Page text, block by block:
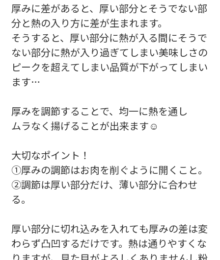
厚みに差があると、厚い部分とそうでない部
分と熱の入り方に差が生まれます。
そうすると、厚い部分に熱が入る間にそうで
ない部分に熱が入り過ぎてしまい美味しさの
ピークを超えてしまい品質が下がってしまい
ます…
厚みを調節することで、均一に熱を通し
ムラなく揚げることが出来ます☺
大切なポイント！
①厚みの調節はお肉を削ぐように開くこと。
②調節は厚い部分だけ、薄い部分に合わせ
る。
厚い部分に切れ込みを入れても厚みの差は変
わらず凸凹するだけです。熱は通りやすくな